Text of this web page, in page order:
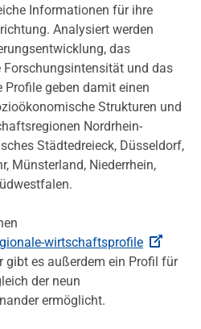
Informationen für ihre
Analysiert werden
das
und das
Profile geben damit einen
Strukturen und
Nordrhein-
Städtedreieck, Düsseldorf,
Münsterland, Niederrhein,
wirtschaftsprofile
gibt es außerdem ein Profil für
der neun
ermöglicht.